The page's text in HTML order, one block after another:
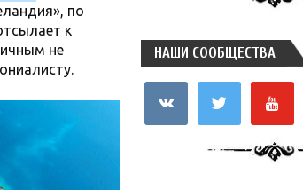
по
к
не
НАШИ СООБЩЕСТВА